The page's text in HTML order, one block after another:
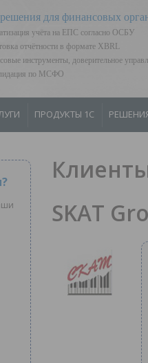
для финансовых
учёта на ЕПС согласно ОСБУ
отчётности в формате XBRL
инструменты, доверительное
по МСФО
ПРОДУКТЫ 1С
SKAT